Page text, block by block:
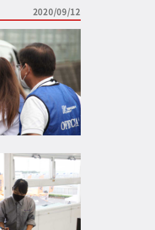
2020/09/12